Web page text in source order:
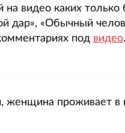
на видео каких только
дар», «Обычный
под видео.
женщина проживает в